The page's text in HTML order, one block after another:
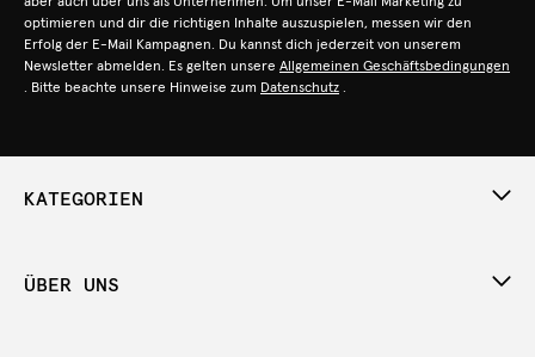
optimieren und dir die richtigen Inhalte auszuspielen, messen wir den
Erfolg der E-Mail Kampagnen. Du kannst dich jederzeit von unserem
Newsletter abmelden. Es gelten unsere Allgemeinen Geschäftsbedingungen
. Bitte beachte unsere Hinweise zum Datenschutz .
KATEGORIEN
ÜBER UNS